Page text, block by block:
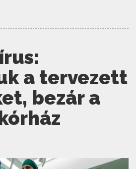
a tervezett
bezár a